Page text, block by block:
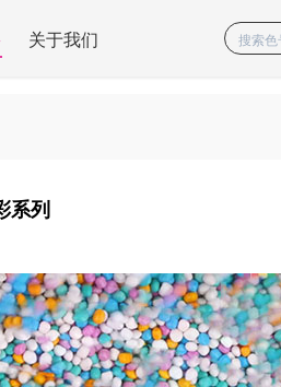
关于我们
系列